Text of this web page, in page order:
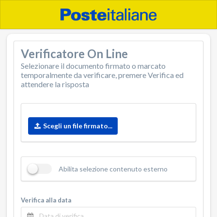
Verificatore On Line
Selezionare il documento firmato o marcato
temporalmente da verificare, premere Verifica ed
attendere la risposta
Scegli un file firmato...
Abilita selezione contenuto esterno
Verifica alla data